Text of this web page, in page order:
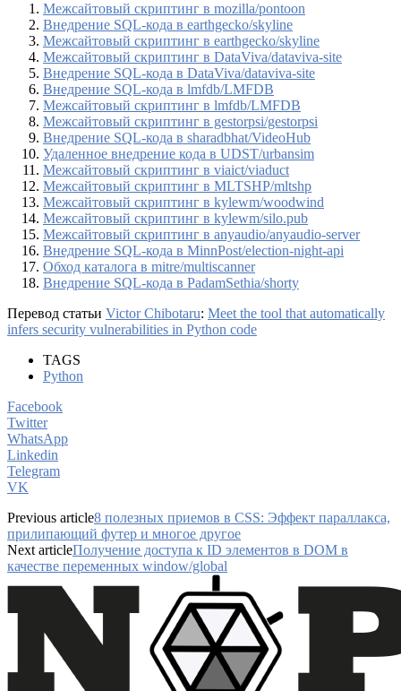
Межсайтовый скриптинг в mozilla/pontoon
Внедрение SQL-кода в earthgecko/skyline
Межсайтовый скриптинг в earthgecko/skyline
Межсайтовый скриптинг в DataViva/dataviva-site
Внедрение SQL-кода в DataViva/dataviva-site
Внедрение SQL-кода в lmfdb/LMFDB
Межсайтовый скриптинг в lmfdb/LMFDB
Межсайтовый скриптинг в gestorpsi/gestorpsi
Внедрение SQL-кода в sharadbhat/VideoHub
Удаленное внедрение кода в UDST/urbansim
Межсайтовый скриптинг в viaict/viaduct
Межсайтовый скриптинг в MLTSHP/mltshp
Межсайтовый скриптинг в kylewm/woodwind
Межсайтовый скриптинг в kylewm/silo.pub
Межсайтовый скриптинг в anyaudio/anyaudio-server
Внедрение SQL-кода в MinnPost/election-night-api
Обход каталога в mitre/multiscanner
Внедрение SQL-кода в PadamSethia/shorty
Перевод статьи Victor Chibotaru: Meet the tool that automatically
infers security vulnerabilities in Python code
TAGS
Python
Facebook
Twitter
WhatsApp
Linkedin
Telegram
VK
Previous article8 полезных приемов в CSS: Эффект параллакса,
прилипающий футер и многое другое
Next articleПолучение доступа к ID элементов в DOM в
качестве переменных window/global